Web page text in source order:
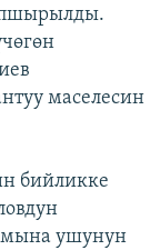
маселесин
бийликке
мына ушунун